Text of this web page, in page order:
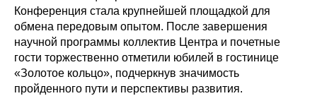
Конференция стала крупнейшей площадкой для
обмена передовым опытом. После завершения
научной программы коллектив Центра и почетные
гости торжественно отметили юбилей в гостинице
«Золотое кольцо», подчеркнув значимость
пройденного пути и перспективы развития.